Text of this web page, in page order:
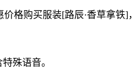
格购买服装[路辰·香草拿铁]
殊语音。